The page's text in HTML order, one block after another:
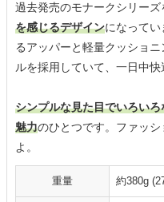
過去発売のモナークシリー
を感じるデザインになって
るアッパーと軽量クッショ
ルを採用していて、一日中快
シンプルな見た目でいろい
魅力のひとつです。ファッ
よ。
重量 約380g